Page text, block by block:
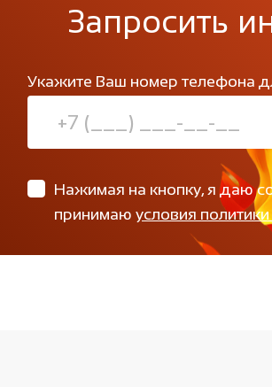
Запросить
Укажите Ваш номер телефона
Нажимая на кнопку, я даю
принимаю условия